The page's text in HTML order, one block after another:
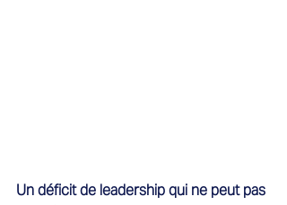
Un déficit de leadership qui ne peut pas